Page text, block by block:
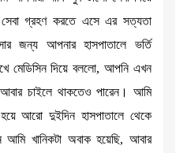
সেবা গ্রহণ করতে এসে এর সত্যতা
জন্য আপনার হাসপাতালে ভর্তি
মেডিসিন দিয়ে বললো, আপনি এখন
আবার চাইলে থাকতেও পারেন। আমি
আরো দুইদিন হাসপাতালে থেকে
খানিকটা অবাক হয়েছি, আবার